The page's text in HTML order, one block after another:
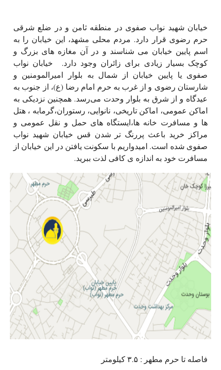
خیابان شهید نواب صفوی در منطقه ثامن و در ضلع شرقی
حرم رضوی قرار دارد. مردم محلی مشهد، این خیابان را به
اسم پایین خیابان می شناسند و در آن مغازه های بزرگ و
کوچک بسیار زیادی برای زائران وجود دارد. خیابان نواب
صفوی یا پایین خیابان از شمال به بلوار امیرالمومنین و
شارستان رضوی و از غرب به حرم امام رضا (ع)، از جنوب به
عیدگاه و از شرق به بلوار وحدت می‌رسد. همچنین نزدیکی به
اماکن عمومی، اماکن تاریخی، نانوایی، رستوران،گرمابه ، هتل
ها و مسافرت خانه ها،ایستگاه های حمل و نقل عمومی و
مراکز خرید باعث پررنگ تر شدن قس خیابان شهید نواب
صفوی شده است. امیدواریم با سکونت یافتن در این خیابان از
مسافرت خود به اندازه ی کافی لذت ببرید.
فاصله تا حرم مطهر : ۳.۵ کیلومتر